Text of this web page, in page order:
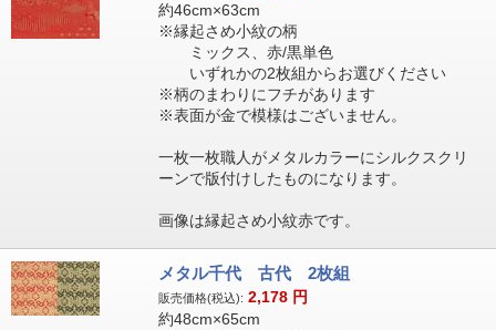
約46cm×63cm
※縁起さめ小紋の柄
ミックス、赤/黒単色
いずれかの2枚組からお選びください
※柄のまわりにフチがあります
※表面が金で模様はございません。
一枚一枚職人がメタルカラーにシルクスクリ
ーンで版付けしたものになります。
画像は縁起さめ小紋赤です。
メタル千代 古代 2枚組
販売価格(税込): 2,178 円
約48cm×65cm